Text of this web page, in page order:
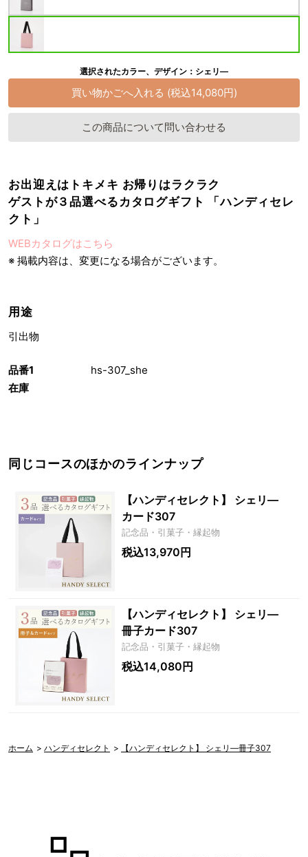
品番1
hs-307_she
在庫
選択されたカラー、デザイン：シェリ―
この商品について問い合わせる
お出迎えはトキメキ お帰りはラクラク
ゲストが３品選べるカタログギフト 「ハンディセレ
クト」
WEBカタログはこちら
※ 掲載内容は、変更になる場合がございます。
用途
引出物
同じコースのほかのラインナップ
【ハンディセレクト】 シェリ―
カード307
記念品・引菓子・縁起物
税込13,970円
【ハンディセレクト】 シェリ―
冊子カード307
記念品・引菓子・縁起物
税込14,080円
ホーム > ハンディセレクト > 【ハンディセレクト】 シェリ―冊子307